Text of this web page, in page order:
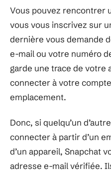
Vous pouvez rencontrer
vous vous inscrivez sur
dernière vous demande
e-mail ou votre numéro
garde une trace de votre
connecter à votre compte
emplacement.
Donc, si quelqu’un
connecter à partir d’un
d’un appareil, Snapchat
adresse e-mail vérifiée.